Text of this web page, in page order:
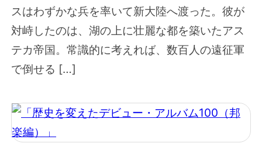
スはわずかな兵を率いて新大陸へ渡った。彼が
対峙したのは、湖の上に壮麗な都を築いたアス
テカ帝国。常識的に考えれば、数百人の遠征軍
で倒せる […]